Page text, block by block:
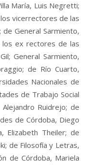
María, Luis Negretti;
vicerrectores de las
de General Sarmiento,
los ex rectores de las
General Sarmiento,
de Río Cuarto,
Nacionales de
de Trabajo Social
Ruidrejo; de
de Córdoba, Diego
Elizabeth Theiler; de
de Filosofía y Letras,
de Córdoba, Mariela